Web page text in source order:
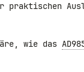
praktischen
wie das